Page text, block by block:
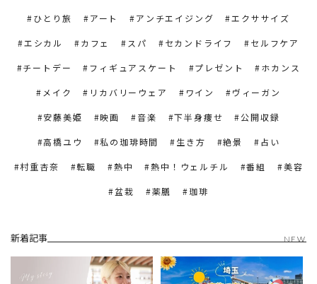
ひとり旅 アート アンチエイジング エクササイズ
エシカル カフェ スパ セカンドライフ セルフケア
チートデー フィギュアスケート プレゼント ホカンス
メイク リカバリーウェア ワイン ヴィーガン
安藤美姫 映画 音楽 下半身痩せ 公開収録
高橋ユウ 私の珈琲時間 生き方 絶景 占い
村重杏奈 転職 熱中 熱中！ウェルチル 番組 美容
盆栽 薬膳 珈琲
新着記事 NEW